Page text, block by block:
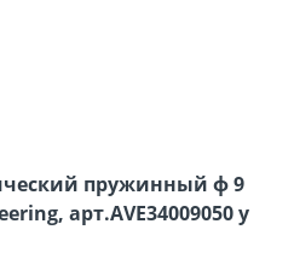
пружинный ф 9
арт.AVE34009050 у